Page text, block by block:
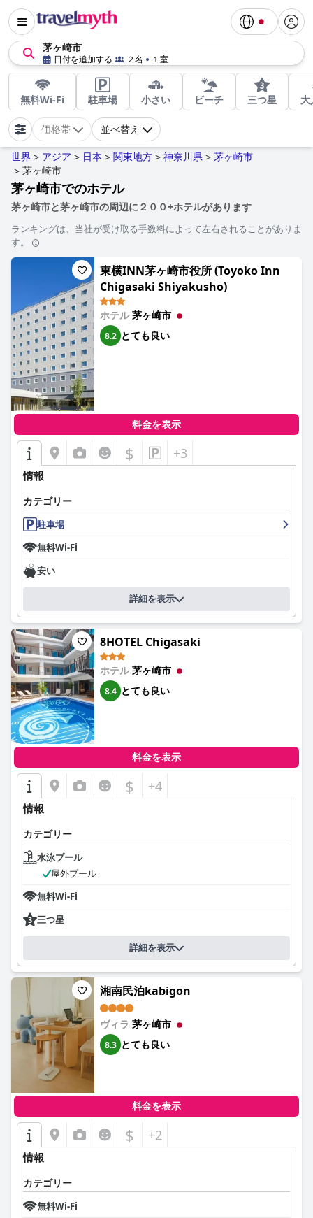
茅ヶ崎市
日付を追加する ２名 １室
無料Wi-Fi 駐車場 小さい ビーチ 三つ星 大
価格帯 並べ替え
世界 > アジア > 日本 > 関東地方 > 神奈川県 > 茅ヶ崎市
> 茅ヶ崎市
茅ヶ崎市でのホテル
茅ヶ崎市と茅ヶ崎市の周辺に２００+ホテルがあります
ランキングは、当社が受け取る手数料によって左右されることがありま
す。
東横INN茅ヶ崎市役所 (Toyoko Inn
Chigasaki Shiyakusho)
ホテル茅ヶ崎市
8.2 とても良い
料金を表示
$ +3
情報
カテゴリー
駐車場
無料Wi-Fi
安い
詳細を表示
8HOTEL Chigasaki
ホテル茅ヶ崎市
8.4 とても良い
料金を表示
$ +4
情報
カテゴリー
水泳プール
屋外プール
無料Wi-Fi
三つ星
詳細を表示
湘南民泊kabigon
ヴィラ 茅ヶ崎市
8.3 とても良い
料金を表示
$ +2
情報
カテゴリー
無料Wi-Fi